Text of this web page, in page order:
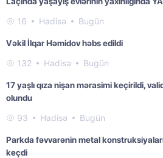
16 Hadisə Bugün
Vəkil İlqar Həmidov həbs edildi
132 Hadisə Bugün
17 yaşlı qıza nişan mərasimi keçirildi,
olundu
93 Hadisə Bugün
Parkda fəvvarənin metal
keçdi